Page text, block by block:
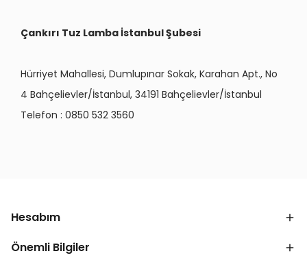
Çankırı Tuz Lamba İstanbul Şubesi
Hürriyet Mahallesi, Dumlupınar Sokak, Karahan Apt., No
4 Bahçelievler/İstanbul, 34191 Bahçelievler/İstanbul
Telefon : 0850 532 3560
Hesabım
Önemli Bilgiler